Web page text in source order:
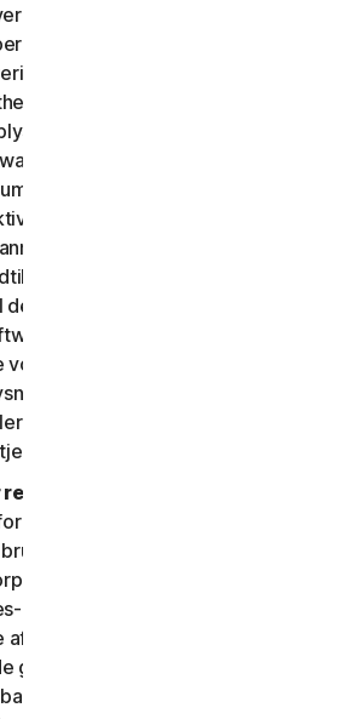
I så fald virker softwaren kun i
indtil den bliver aktiveret af
vil du måske – for at bekræfte
– blive anmodet om via
din unikke aktiveringsnøgle, som
og enhedskonfigurationen i
kode. Hvis du ikke
inden for den periode, eller
om, vil softwaren holde op
aktiveringen er fuldført; softwarens
blive retableret. Hvis du ikke
under aktiveringsprocessen,
vores kundeservice og support ved
du modtog under
som du fik af din udbyder, hvis du
fra denne.
til Apple App Store.
enhver software, du får fra Apple
som en app på en iOS-enhed.
til at levere nogen
og supporttjenester med hensyn til
at softwaren ikke overholder
garanti, kan du give Apple besked,
appkøbsprisen til dig (hvis